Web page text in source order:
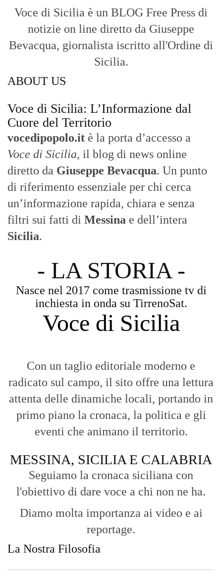
Voce di Sicilia è un BLOG Free Press di
notizie on line diretto da Giuseppe
Bevacqua, giornalista iscritto all'Ordine di
Sicilia.
ABOUT US
Voce di Sicilia: L’Informazione dal
Cuore del Territorio
vocedipopolo.it è la porta d’accesso a
Voce di Sicilia, il blog di news online
diretto da Giuseppe Bevacqua. Un punto
di riferimento essenziale per chi cerca
un’informazione rapida, chiara e senza
filtri sui fatti di Messina e dell’intera
Sicilia.
- LA STORIA -
Nasce nel 2017 come trasmissione tv di
inchiesta in onda su TirrenoSat.
Voce di Sicilia
Con un taglio editoriale moderno e
radicato sul campo, il sito offre una lettura
attenta delle dinamiche locali, portando in
primo piano la cronaca, la politica e gli
eventi che animano il territorio.
MESSINA, SICILIA E CALABRIA
Seguiamo la cronaca siciliana con
l'obiettivo di dare voce a chi non ne ha.
Diamo molta importanza ai video e ai
reportage.
La Nostra Filosofia